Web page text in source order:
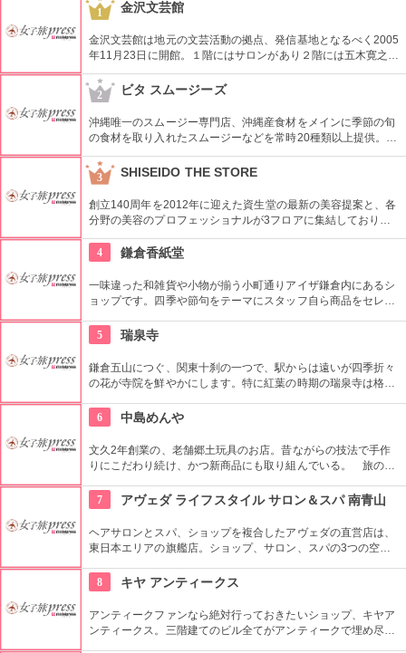
1 金沢文芸館
金沢文芸館は地元の文芸活動の拠点、発信基地となるべく2005
年11月23日に開館。１階にはサロンがあり２階には五木寛之に
ふれることのできるコーナーが設置。また３階には地元の文芸
書籍をあつめたコーナーもあり。たまにはインテリに過ごして
みては。
2 ビタ スムージーズ
沖縄唯一のスムージー専門店、沖縄産食材をメインに季節の旬
の食材を取り入れたスムージーなどを常時20種類以上提供。フ
レッシュな生の果実の良さを活かせられるような商品づくりが
このお店の1番のこだわりポイントです。
3 SHISEIDO THE STORE
創立140周年を2012年に迎えた資生堂の最新の美容提案と、各
分野の美容のプロフェッショナルが3フロアに集結しており、
幅広く美に対応した空間である。随時フェアやメーキャップイ
ベントなどのイベントをしているのでチェックしよう。
4 鎌倉香紙堂
一味違った和雑貨や小物が揃う小町通りアイザ鎌倉内にあるシ
ョップです。四季や節句をテーマにスタッフ自ら商品をセレク
や手ぬぐいは、見ているだけで心がわくわくします！
5 瑞泉寺
鎌倉五山につぐ、関東十刹の一つで、駅からは遠いが四季折々
の花が寺院を鮮やかにします。特に紅葉の時期の瑞泉寺は格別
たいところです。
6 中島めんや
文久2年創業の、老舗郷土玩具のお店。昔ながらの技法で手作
りにこだわり続け、かつ新商品にも取り組んでいる。 旅の思
度 体験料：400円（材料費込）。ギャラリーもあり。
7 アヴェダ ライフスタイル サロン＆スパ 南青山
ヘアサロンとスパ、ショップを複合したアヴェダの直営店は、
東日本エリアの旗艦店。ショップ、サロン、スパの3つの空間
豊かな時間の中、リラックスしてお過ごしいただけます。
8 キヤ アンティークス
アンティークファンなら絶対行っておきたいショップ、キヤア
ンティークス。三階建てのビル全てがアンティークで埋め尽く